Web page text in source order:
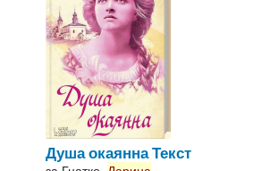
Душа окаяннаТекст